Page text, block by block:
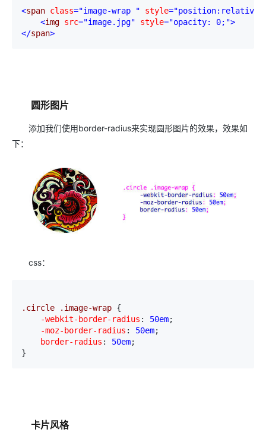
<span class="image-wrap " style="position:relative;
<img src="image.jpg" style="opacity: 0;">
</span>
圆形图片
添加我们使用border-radius来实现圆形图片的效果，效果如
下：
css：
.circle .image-wrap {
    -webkit-border-radius
: 50em;
    -moz-border-radius
: 50em;
    border-radius
: 50em;
}
卡片风格